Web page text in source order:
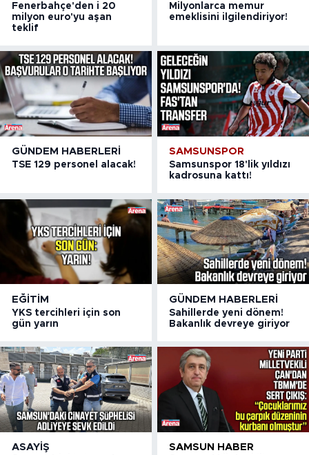
Fenerbahçe'den i 20
milyon euro'yu aşan
teklif
Milyonlarca memur
emeklisini ilgilendiriyor!
GÜNDEM HABERLERI
TSE 129 personel alacak!
SAMSUNSPOR
Samsunspor 18'lik yıldızı
kadrosuna kattı!
EĞITIM
YKS tercihleri için son
gün yarın
GÜNDEM HABERLERI
Sahillerde yeni dönem!
Bakanlık devreye giriyor
ASAYIŞ SAMSUN HABER